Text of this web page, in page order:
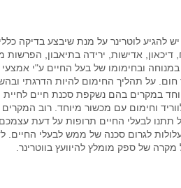
לוטרינר על מנת שיבצע בדיקה
אדישות, ירידה בתיאבון, הפרשות
ובחימומו של בעל החיים ע"י אמצעי
על תהליך החימום להיות הדרגתי
במקרים בהם נשקפת סכנת חיים
וחימום עם מכשור מיוחד. רוב המקרים
תתנו לבעלי החיים תרופות על דעת
לגרום סכנה של ממש לבעלי החיים.
של ספק מומלץ להיוועץ בווטרינר.